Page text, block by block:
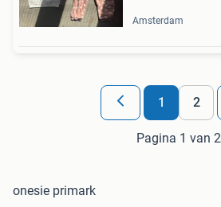
Amsterdam
1 2
Pagina 1 van 2
onesie primark